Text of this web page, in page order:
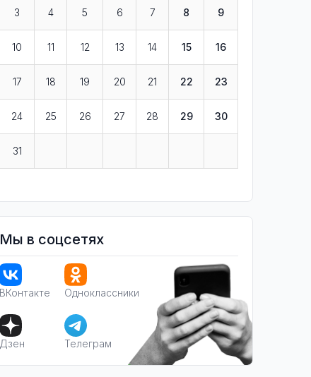
3 4 5 6 7 8 9
10 11 12 13 14 15 16
17 18 19 20 21 22 23
24 25 26 27 28 29 30
31
Мы в соцсетях
ВКонтакте Одноклассники
Дзен Телеграм